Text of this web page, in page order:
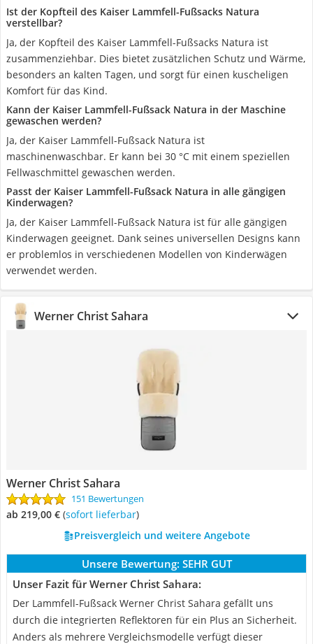
Ist der Kopfteil des Kaiser Lammfell-Fußsacks Natura
verstellbar?
Ja, der Kopfteil des Kaiser Lammfell-Fußsacks Natura ist
zusammenziehbar. Dies bietet zusätzlichen Schutz und Wärme,
besonders an kalten Tagen, und sorgt für einen kuscheligen
Komfort für das Kind.
Kann der Kaiser Lammfell-Fußsack Natura in der Maschine
gewaschen werden?
Ja, der Kaiser Lammfell-Fußsack Natura ist
maschinenwaschbar. Er kann bei 30 °C mit einem speziellen
Fellwaschmittel gewaschen werden.
Passt der Kaiser Lammfell-Fußsack Natura in alle gängigen
Kinderwagen?
Ja, der Kaiser Lammfell-Fußsack Natura ist für alle gängigen
Kinderwagen geeignet. Dank seines universellen Designs kann
er problemlos in verschiedenen Modellen von Kinderwägen
verwendet werden.
Werner Christ Sahara
Werner Christ Sahara
151 Bewertungen
ab 219,00 € ( Sofort lieferbar)
Preisvergleich und weitere Angebote
Unsere Bewertung: SEHR GUT
Unser Fazit für Werner Christ Sahara:
Der Lammfell-Fußsack Werner Christ Sahara gefällt uns
durch die integrierten Reflektoren für ein Plus an Sicherheit.
Anders als mehrere Vergleichsmodelle verfügt dieser